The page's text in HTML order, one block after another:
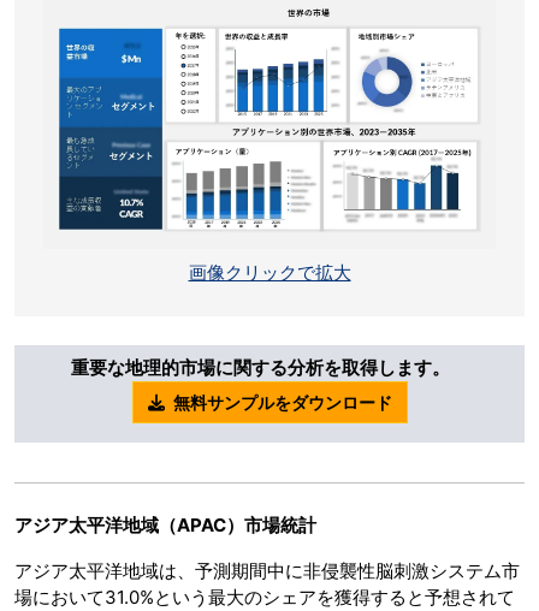
画像クリックで拡大
重要な地理的市場に関する分析を取得します。
無料サンプルをダウンロード
アジア太平洋地域（APAC）市場統計
アジア太平洋地域は、予測期間中に非侵襲性脳刺激システム市
場において31.0%という最大のシェアを獲得すると予想されて